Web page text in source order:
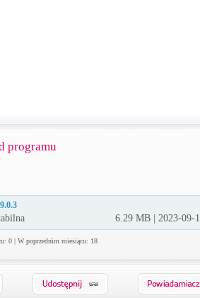
programu
6.29 MB | 2023-09-
0 | W poprzednim miesiącu: 18